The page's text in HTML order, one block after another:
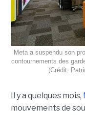
Meta a suspendu son
contournements des
(Crédit:
Il y a quelques mois,
mouvements de